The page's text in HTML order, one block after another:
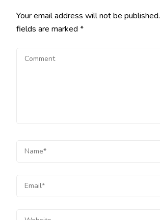
Your email address will not be published.
fields are marked *